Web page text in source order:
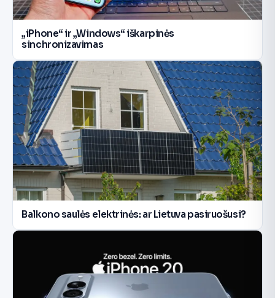
„iPhone“ ir „Windows“ iškarpinės
sinchronizavimas
Balkono saulės elektrinės: ar Lietuva pasiruošusi?